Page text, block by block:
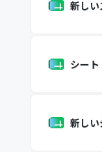
新しい
シー
新しい